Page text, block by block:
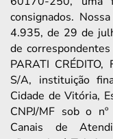
consignados.
4.935, de 29 de
de
PARATI CRÉDITO,
S/A, instituição
Cidade de Vitória,
CNPJ/MF sob o
Canais de